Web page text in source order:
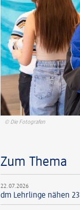
© Die Fotografen
Zum Thema
22.07.2026
dm Lehrlinge nähen